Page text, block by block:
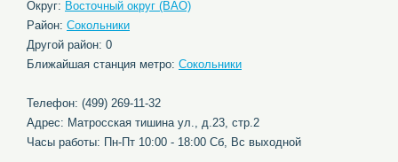
Округ: Восточный округ (ВАО)
Район: Сокольники
Другой район: 0
Ближайшая станция метро: Сокольники
Телефон: (499) 269-11-32
Адрес: Матросская тишина ул., д.23, стр.2
Часы работы: Пн-Пт 10:00 - 18:00 Сб, Вс выходной